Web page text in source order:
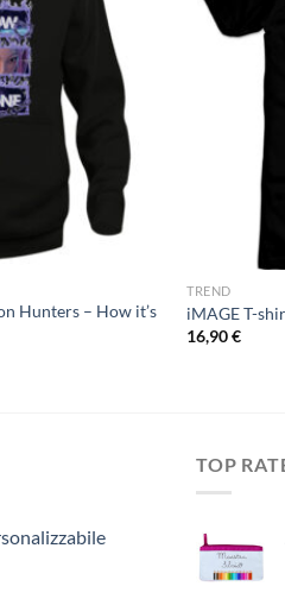
Hunters – How it’s
TREND
iMAGE T-
16,90€
TOP